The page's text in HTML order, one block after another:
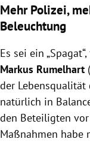
Mehr Polizei,
Beleuchtung
Es sei ein
Markus Rumelhart
der Lebensqualität
natürlich in
den Beteiligten
Maßnahmen habe